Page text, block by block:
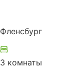
Фленсбург
3 комнаты